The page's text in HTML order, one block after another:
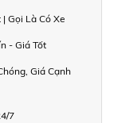
Gọi Là Có Xe
- Giá Tốt
Giá Cạnh
7